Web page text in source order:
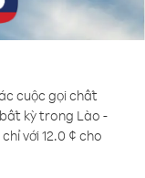
cuộc gọi chất
kỳ trong Lào -
với 12.0 ¢ cho